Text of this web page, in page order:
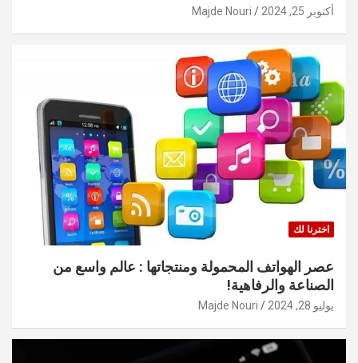
أكتوبر 25, 2024 Majde Nouri
اخترنا لك
عصر الهواتف المحمولة ومنتجاتها : عالم واسع من
الصناعة والرفاهية!
يوليو 28, 2024 Majde Nouri